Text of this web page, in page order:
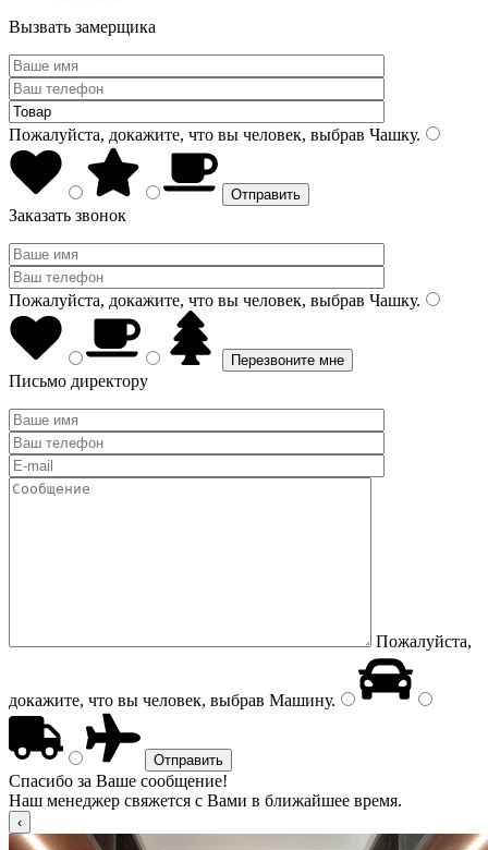
Вызвать замерщика
Пожалуйста, докажите, что вы человек, выбрав Чашку.
Заказать звонок
Пожалуйста, докажите, что вы человек, выбрав Чашку.
Письмо директору
Пожалуйста,
докажите, что вы человек, выбрав Машину.
Спасибо за Ваше сообщение!
Наш менеджер свяжется с Вами в ближайшее время.